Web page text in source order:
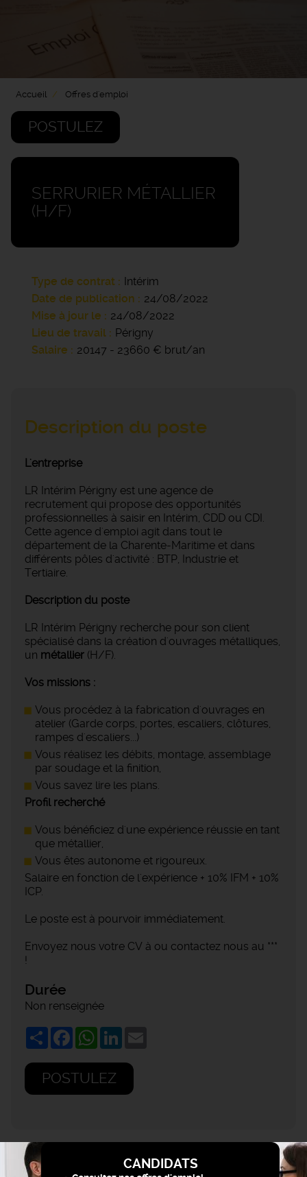
Accueil Offres d'emploi
POSTULEZ
SERRURIER MÉTALLIER
(H/F)
Type de contrat
Intérim
Date de publication
24/08/2022
Mise à jour le
24/08/2022
Lieu de travail
Périgny
Salaire
20147 - 23660 € brut/an
Description du poste
L'entreprise
LR Intérim Périgny est une agence de
recrutement qui propose des opportunités
professionnelles à saisir en Intérim, CDD ou CDI.
Cette agence d'emploi agit dans tout le
département de la Charente-Maritime et dans
différents pôles d'activité : BTP, Industrie et
Tertiaire.
Description du poste
LR Intérim Périgny recherche pour son client
spécialisé dans la création d'ouvrages métalliques,
un métallier (H/F).
Vos missions :
Vous procédez à la fabrication d'ouvrages en
atelier (Garde corps, portes, escaliers, clôtures,
rampes d'escaliers...)
Vous réalisez les débits, montage, assemblage
par soudage et la finition,
Vous savez lire les plans.
Profil recherché
Vous bénéficiez d'une expérience réussie en tant
que métallier,
Vous êtes autonome et rigoureux.
Salaire en fonction de l'expérience + 10% IFM + 10%
ICP.
Le poste est à pourvoir immédiatement.
Envoyez nous votre CV à ou contactez nous au ***
!
Durée
Non renseignée
ShareFacebookWhatsApp
LinkedIn
POSTULEZ
CANDIDATS